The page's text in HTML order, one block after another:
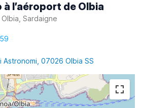
l’aéroport de Olbia
Olbia, Sardaigne
Astronomi, 07026 Olbia SS